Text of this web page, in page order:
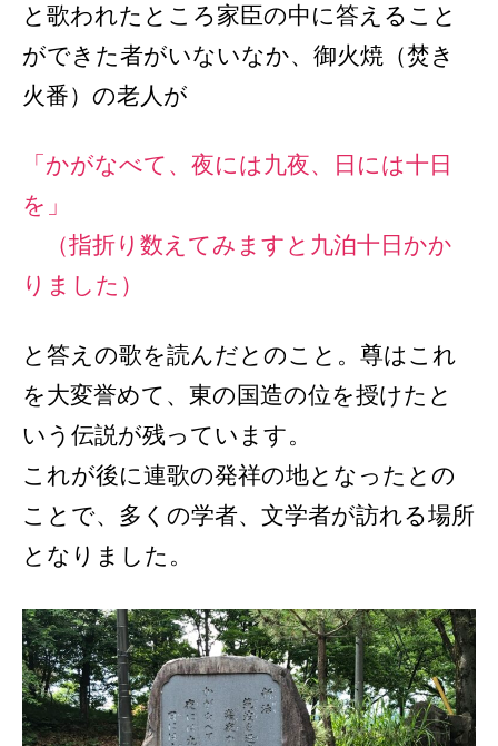
と歌われたところ家臣の中に答えること
ができた者がいないなか、御火焼（焚き
火番）の老人が
「かがなべて、夜には九夜、日には十日
を」
（指折り数えてみますと九泊十日かか
りました）
と答えの歌を読んだとのこと。尊はこれ
を大変誉めて、東の国造の位を授けたと
いう伝説が残っています。
これが後に連歌の発祥の地となったとの
ことで、多くの学者、文学者が訪れる場所
となりました。